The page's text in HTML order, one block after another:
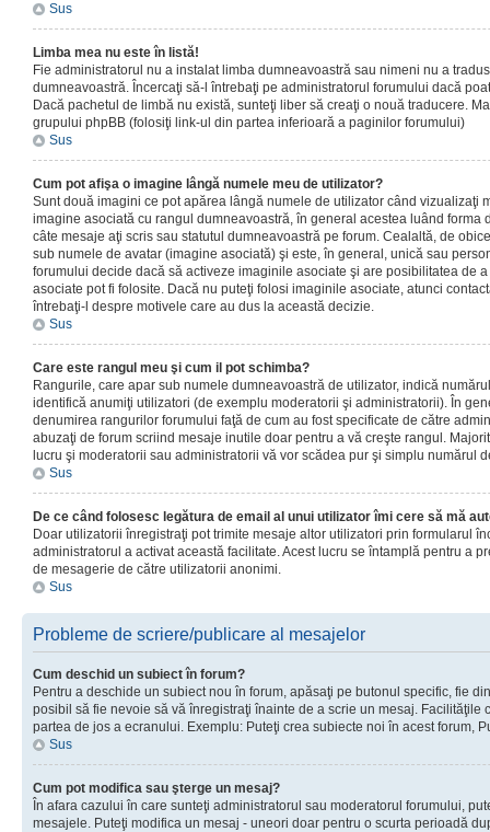
Sus
Limba mea nu este în listă!
Fie administratorul nu a instalat limba dumneavoastră sau nimeni nu a
dumneavoastră. Încercaţi să-l întrebaţi pe administratorul forumului dacă
Dacă pachetul de limbă nu există, sunteţi liber să creaţi o nouă traducere.
grupului phpBB (folosiţi link-ul din partea inferioară a paginilor forumului)
Sus
Cum pot afişa o imagine lângă numele meu de utilizator?
Sunt două imagini ce pot apărea lângă numele de utilizator când vizualizaţi
imagine asociată cu rangul dumneavoastră, în general acestea luând forma
câte mesaje aţi scris sau statutul dumneavoastră pe forum. Cealaltă, de
sub numele de avatar (imagine asociată) şi este, în general, unică sau
forumului decide dacă să activeze imaginile asociate şi are posibilitatea de
asociate pot fi folosite. Dacă nu puteţi folosi imaginile asociate, atunci
întrebaţi-l despre motivele care au dus la această decizie.
Sus
Care este rangul meu şi cum il pot schimba?
Rangurile, care apar sub numele dumneavoastră de utilizator, indică
identifică anumiţi utilizatori (de exemplu moderatorii şi administratorii). În
denumirea rangurilor forumului faţă de cum au fost specificate de către
abuzaţi de forum scriind mesaje inutile doar pentru a vă creşte rangul.
lucru şi moderatorii sau administratorii vă vor scădea pur şi simplu numărul
Sus
De ce când folosesc legătura de email al unui utilizator îmi cere să mă
Doar utilizatorii înregistraţi pot trimite mesaje altor utilizatori prin formularul
administratorul a activat această facilitate. Acest lucru se întamplă pentru a
de mesagerie de către utilizatorii anonimi.
Sus
Probleme de scriere/publicare al mesajelor
Cum deschid un subiect în forum?
Pentru a deschide un subiect nou în forum, apăsaţi pe butonul specific, fie
posibil să fie nevoie să vă înregistraţi înainte de a scrie un mesaj. Facilităţile
partea de jos a ecranului. Exemplu: Puteţi crea subiecte noi în acest forum,
Sus
Cum pot modifica sau şterge un mesaj?
În afara cazului în care sunteţi administratorul sau moderatorul forumului,
mesajele. Puteţi modifica un mesaj - uneori doar pentru o scurta perioadă